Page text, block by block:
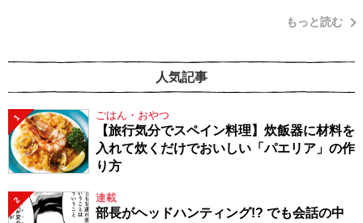
もっと読む
人気記事
1 ごはん・おやつ
【旅行気分でスペイン料理】炊飯器に材料を
入れて炊くだけでおいしい「パエリア」の作
り方
2 連載
部長がヘッドハンティング!? でも会話の中